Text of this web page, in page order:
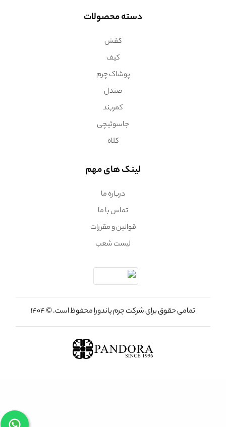
دسته محصولات
کفش
کیف
پوشاک چرم
صندل
کمربند
جاسوئیچی
کلاه
لینک های مهم
درباره ما
تماس با ما
قوانین و مقررات
لیست شعب
تمامی حقوق برای شرکت چرم پاندورا محفوظ است. © 1404